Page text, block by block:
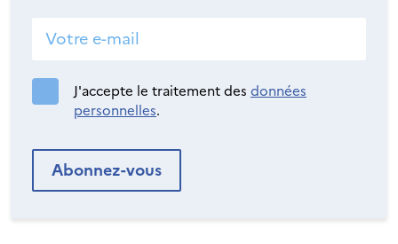
J'accepte le traitement des données
personnelles.